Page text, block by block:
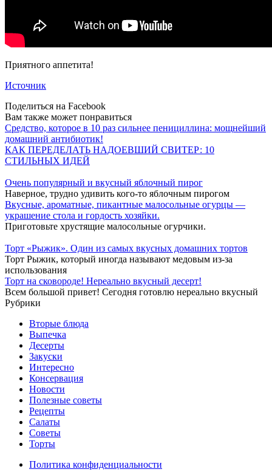
Приятного аппетита!
Источник
Поделиться на Facebook
Вам также может понравиться
Средство, которое в 10 раз сильнее пенициллина: мощнейший
домашний антибиотик!
КАК ПЕРЕДЕЛАТЬ НАДОЕВШИЙ СВИТЕР: 10
СТИЛЬНЫХ ИДЕЙ
Очень популярный и вкусный яблочный пирог
Наверное, трудно удивить кого-то яблочным пирогом
Вкусные, ароматные, пикантные малосольные огурцы —
украшение стола и гордость хозяйки.
Приготовьте хрустящие малосольные огурчики.
Торт «Рыжик». Один из самых вкусных домашних тортов
Торт Рыжик, который иногда называют медовым из-за
использования
Торт на сковороде! Нереально вкусный десерт!
Всем большой привет! Сегодня готовлю нереально вкусный
Рубрики
Вторые блюда
Выпечка
Десерты
Закуски
Интересно
Консервация
Новости
Полезные советы
Рецепты
Салаты
Советы
Торты
Политика конфиденциальности